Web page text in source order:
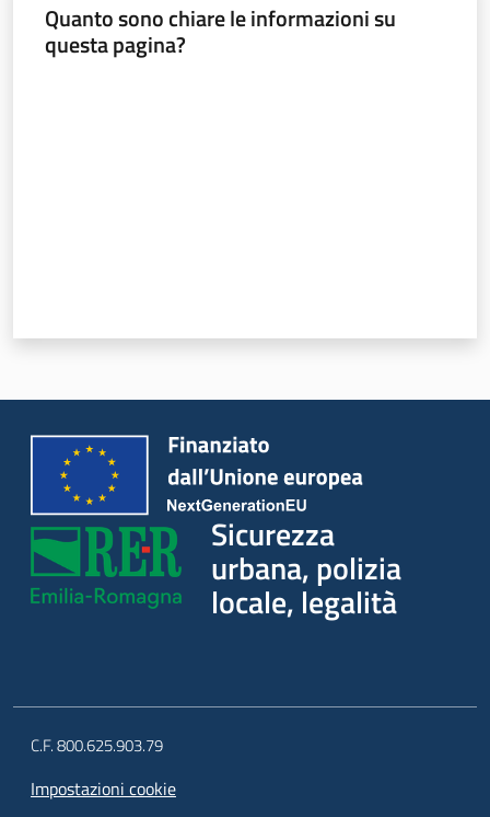
Quanto sono chiare le informazioni su
questa pagina?
Sicurezza
urbana, polizia
locale, legalità
C.F. 800.625.903.79
Impostazioni cookie